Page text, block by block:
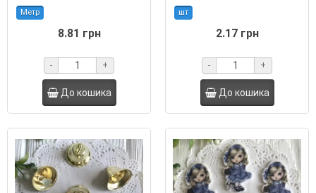
Метр
8.81 грн
- +
До кошика
шт
2.17 грн
- +
До кошика